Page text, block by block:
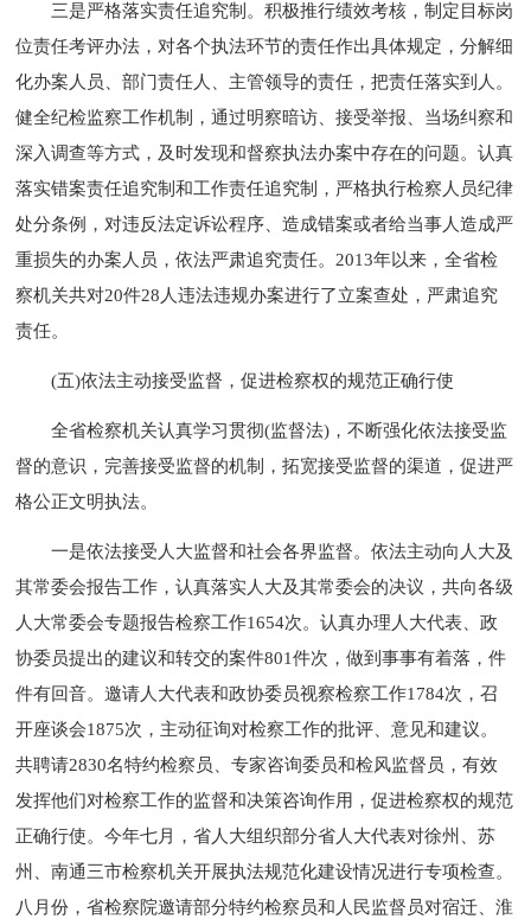
三是严格落实责任追究制。积极推行绩效考核，制定目标岗
位责任考评办法，对各个执法环节的责任作出具体规定，分解细
化办案人员、部门责任人、主管领导的责任，把责任落实到人。
健全纪检监察工作机制，通过明察暗访、接受举报、当场纠察和
深入调查等方式，及时发现和督察执法办案中存在的问题。认真
落实错案责任追究制和工作责任追究制，严格执行检察人员纪律
处分条例，对违反法定诉讼程序、造成错案或者给当事人造成严
重损失的办案人员，依法严肃追究责任。2013年以来，全省检
察机关共对20件28人违法违规办案进行了立案查处，严肃追究
责任。
(五)依法主动接受监督，促进检察权的规范正确行使
全省检察机关认真学习贯彻(监督法)，不断强化依法接受监
督的意识，完善接受监督的机制，拓宽接受监督的渠道，促进严
格公正文明执法。
一是依法接受人大监督和社会各界监督。依法主动向人大及
其常委会报告工作，认真落实人大及其常委会的决议，共向各级
人大常委会专题报告检察工作1654次。认真办理人大代表、政
协委员提出的建议和转交的案件801件次，做到事事有着落，件
件有回音。邀请人大代表和政协委员视察检察工作1784次，召
开座谈会1875次，主动征询对检察工作的批评、意见和建议。
共聘请2830名特约检察员、专家咨询委员和检风监督员，有效
发挥他们对检察工作的监督和决策咨询作用，促进检察权的规范
正确行使。今年七月，省人大组织部分省人大代表对徐州、苏
州、南通三市检察机关开展执法规范化建设情况进行专项检查。
八月份，省检察院邀请部分特约检察员和人民监督员对宿迁、淮